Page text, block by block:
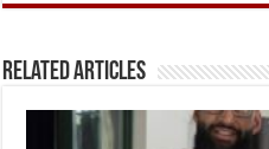
Related Articles